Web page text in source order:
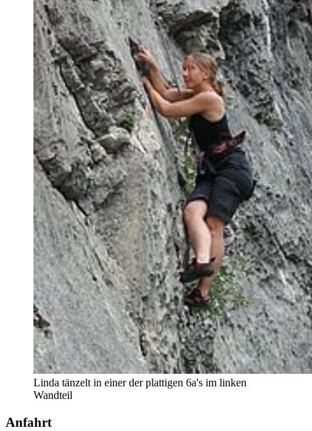
Linda tänzelt in einer der plattigen 6a's im linken
Wandteil
Anfahrt